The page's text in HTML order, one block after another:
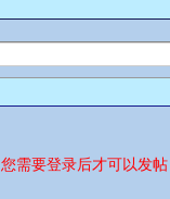
您需要登录后才可以发